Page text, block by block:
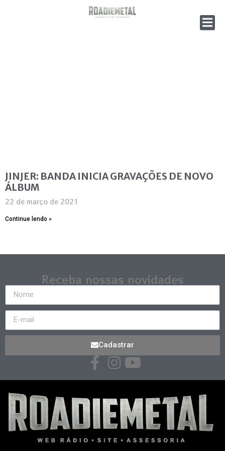
JINJER: BANDA INICIA GRAVAÇÕES DE NOVO
ÁLBUM
22 de março de 2021
Continue lendo »
Receba nossas novidades
Cadastrar